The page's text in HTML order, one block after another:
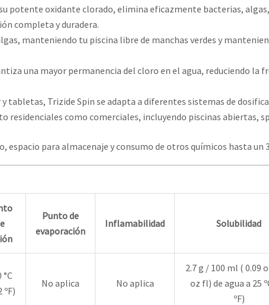
potente oxidante clorado, elimina eficazmente bacterias,
completa y duradera.
manteniendo tu piscina libre de manchas verdes y
una mayor permanencia del cloro en el agua, reduciendo la
tabletas, Trizide Spin se adapta a diferentes sistemas de
residenciales como comerciales, incluyendo piscinas abiertas,
espacio para almacenaje y consumo de otros químicos hasta un
Punto de
evaporación
Inflamabilidad Solubilidad
°C
ºF)
No aplica No aplica
2.7 g / 100 ml ( 0.09
oz fl) de agua a 25
ºF)